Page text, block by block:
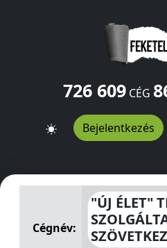
726 609CÉG
Bejelentkezés
"ÚJ ÉLET" TERMELŐ ÉS
Cégnév:
"ÚJ ÉLET"